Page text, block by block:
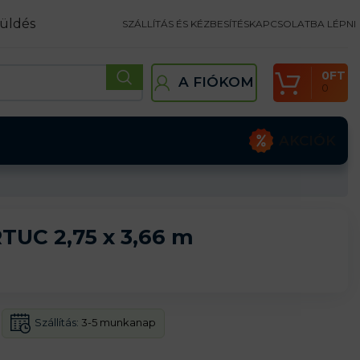
SZÁLLÍTÁS ÉS KÉZBESÍTÉSKAPCSOLATBA LÉPNI
A FIÓKOM 0
0FT
2,75 x 3,66 m
Szállítás: 3-5 munkanap